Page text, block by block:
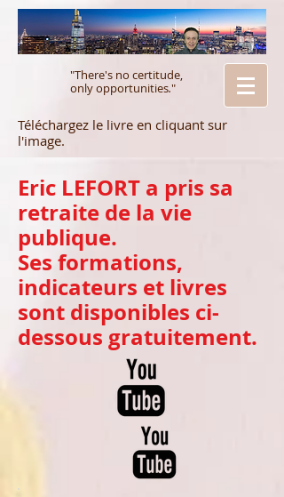
"There's no certitude,
only opportunities."
Téléchargez le livre en cliquant sur
l'image.
Eric LEFORT a pris sa
retraite de la vie
publique.
Ses formations,
indicateurs et livres
sont disponibles ci-
dessous gratuitement.